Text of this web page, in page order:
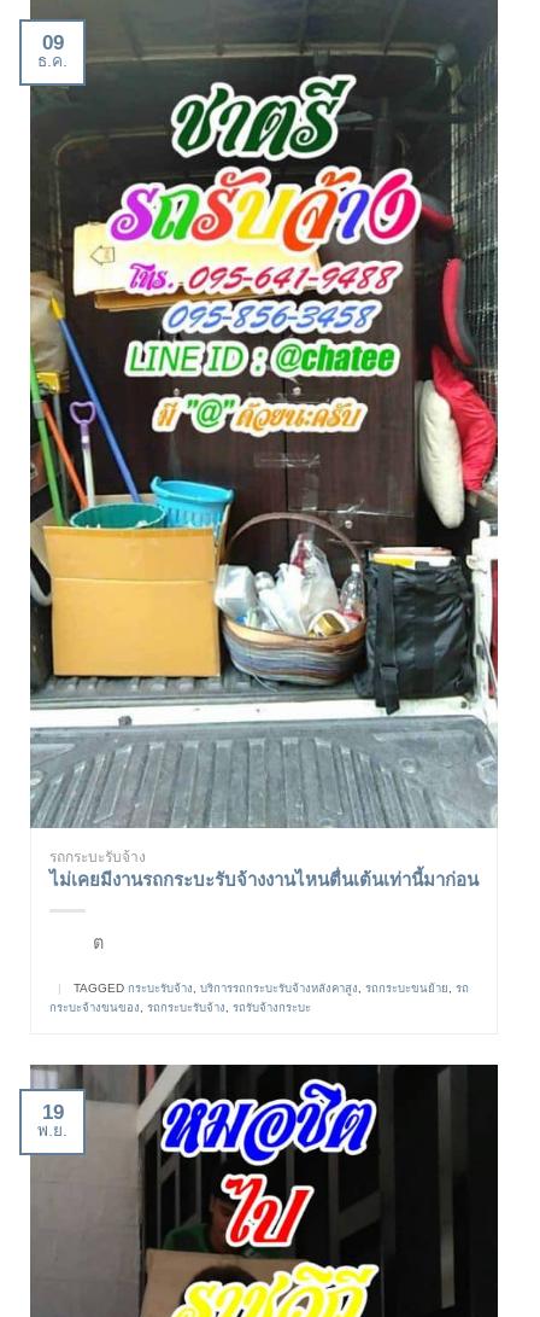
09
ธ.ค.
รถกระบะรับจ้าง
ไม่เคยมีงานรถกระบะรับจ้างงานไหนตื่นเต้นเท่านี้มาก่อน
ต
| TAGGED กระบะรับจ้าง บริการรถกระบะรับจ้างหลังคาสูง รถกระบะขนย้าย
รถ
กระบะจ้างขนของ
รถกระบะรับจ้าง รถรับจ้างกระบะ
19
พ.ย.